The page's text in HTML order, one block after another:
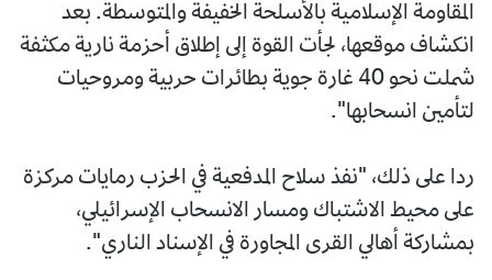
المقاومة الإسلامية بالأسلحة الخفيفة والمتوسطة. بعد
انكشاف موقعها، لجأت القوة إلى إطلاق أحزمة نارية مكثفة
شملت نحو 40 غارة جوية بطائرات حربية ومروحيات
لتأمين انسحابها".
ردا على ذلك، "نفذ سلاح المدفعية في الحزب رمايات مركزة
على محيط الاشتباك ومسار الانسحاب الإسرائيلي،
بمشاركة أهالي القرى المجاورة في الإسناد الناري".